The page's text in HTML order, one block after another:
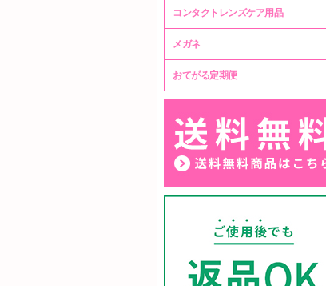
コンタクトレンズケア用品
メガネ
おてがる定期便